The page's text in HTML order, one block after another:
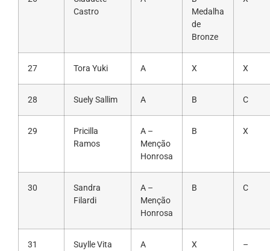
Castro
Medalha
de
Bronze
27 Tora Yuki A X X
28 Suely Sallim A B C
29
Pricilla
Ramos
A –
Menção
Honrosa
B X
30
Sandra
Filardi
A –
Menção
Honrosa
B C
31
Suylle Vita
A X –